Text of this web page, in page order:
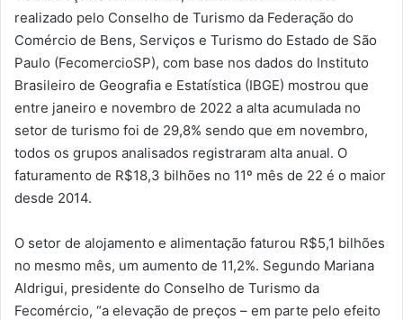
realizado pelo Conselho de Turismo da Federação do
Comércio de Bens, Serviços e Turismo do Estado de São
Paulo (FecomercioSP), com base nos dados do Instituto
Brasileiro de Geografia e Estatística (IBGE) mostrou que
entre janeiro e novembro de 2022 a alta acumulada no
setor de turismo foi de 29,8% sendo que em novembro,
todos os grupos analisados registraram alta anual. O
faturamento de R$18,3 bilhões no 11º mês de 22 é o maior
desde 2014.
O setor de alojamento e alimentação faturou R$5,1 bilhões
no mesmo mês, um aumento de 11,2%. Segundo Mariana
Aldrigui, presidente do Conselho de Turismo da
Fecomércio, “a elevação de preços – em parte pelo efeito